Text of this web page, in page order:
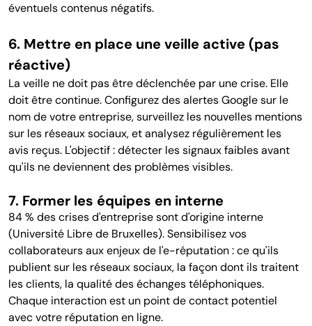
éventuels contenus négatifs.
6. Mettre en place une veille active (pas
réactive)
La veille ne doit pas être déclenchée par une crise. Elle
doit être continue. Configurez des alertes Google sur le
nom de votre entreprise, surveillez les nouvelles mentions
sur les réseaux sociaux, et analysez régulièrement les
avis reçus. L'objectif : détecter les signaux faibles avant
qu'ils ne deviennent des problèmes visibles.
7. Former les équipes en interne
84 % des crises d'entreprise sont d'origine interne
(Université Libre de Bruxelles). Sensibilisez vos
collaborateurs aux enjeux de l'e-réputation : ce qu'ils
publient sur les réseaux sociaux, la façon dont ils traitent
les clients, la qualité des échanges téléphoniques.
Chaque interaction est un point de contact potentiel
avec votre réputation en ligne.